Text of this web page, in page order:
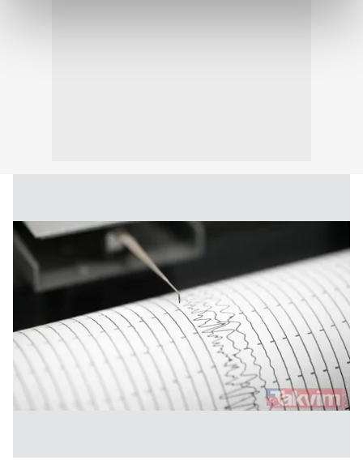
kullanılmaktadır. Diğer çerezler, sitemizin daha işlevsel
kılınması ve kişiselleştirilmesi ve sizlere yönelik
reklam/pazarlama faaliyetlerinin yapılması, amaçlarıyla
sınırlı olarak açık rızanız dahilinde kullanılacaktır.
Çerezlere ilişkin tercihlerinizi aşağıda yer alan panel
vasıtasıyla belirleyebilirsiniz. Çerezlere ilişkin detaylı bilgi
için Ayarlar butonuna tıklayabilir,Çerez Bilgilendirme
ziyaret edebilirsiniz.